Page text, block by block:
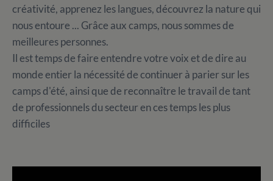
créativité, apprenez les langues, découvrez la nature qui
nous entoure ... Grâce aux camps, nous sommes de
meilleures personnes.
Il est temps de faire entendre votre voix et de dire au
monde entier la nécessité de continuer à parier sur les
camps d'été, ainsi que de reconnaître le travail de tant
de professionnels du secteur en ces temps les plus
difficiles